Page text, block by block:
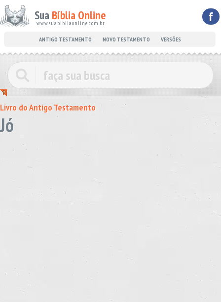
Sua Bíblia Online
www.suabibliaonline.com.br f
ANTIGO TESTAMENTO NOVO TESTAMENTO VERSÕES
Livro do Antigo Testamento
Jó